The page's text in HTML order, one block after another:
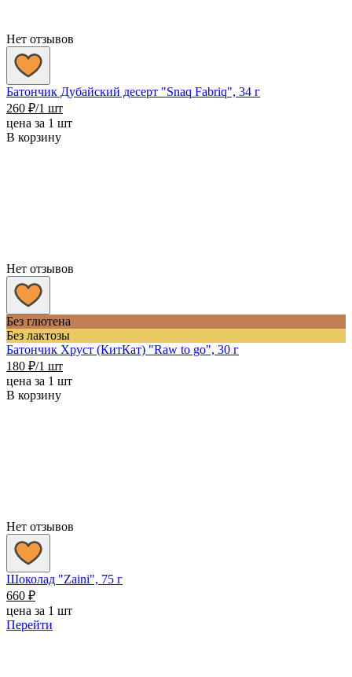
Нет отзывов
Батончик Дубайский десерт "Snaq Fabriq", 34 г
260 ₽/1 шт
цена за 1 шт
В корзину
Нет отзывов
Без глютена
Без лактозы
Батончик Хруст (КитКат) "Raw to go", 30 г
180 ₽/1 шт
цена за 1 шт
В корзину
Нет отзывов
Шоколад "Zaini", 75 г
660 ₽
цена за 1 шт
Перейти